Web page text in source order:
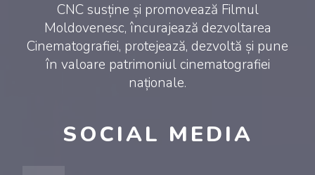
CNC susține și promovează Filmul
Moldovenesc, încurajează dezvoltarea
Cinematografiei, protejează, dezvoltă și pune
în valoare patrimoniul cinematografiei
naționale.
SOCIAL MEDIA